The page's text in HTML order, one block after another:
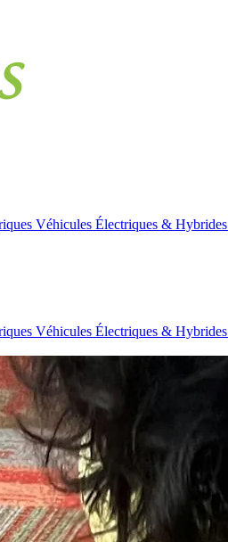
Véhicules Électriques & Hybrides
Véhicules Électriques & Hybrides